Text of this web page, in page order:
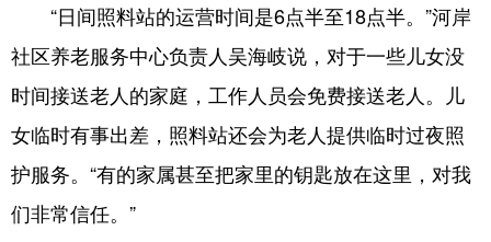
“日间照料站的运营时间是6点半至18点半。”河岸
社区养老服务中心负责人吴海岐说，对于一些儿女没
时间接送老人的家庭，工作人员会免费接送老人。儿
女临时有事出差，照料站还会为老人提供临时过夜照
护服务。“有的家属甚至把家里的钥匙放在这里，对我
们非常信任。”